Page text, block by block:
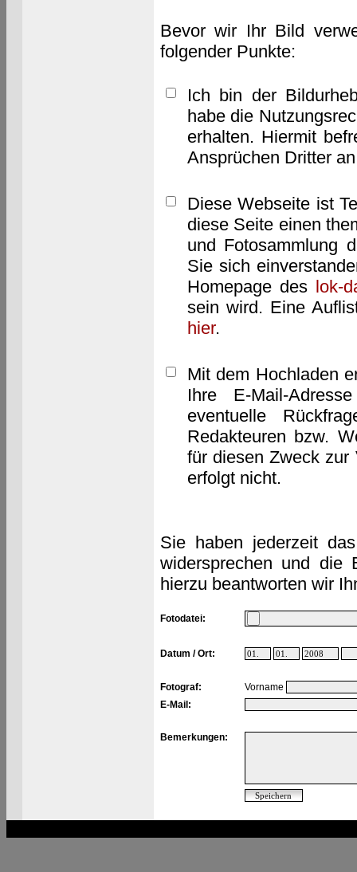
Bevor wir Ihr Bild
folgender Punkte:
Ich bin der
habe die
erhalten. Hiermit
Ansprüchen Dritter
Diese Webseite ist
diese Seite einen
und Fotosammlung
Sie sich
Homepage des lok-
sein wird. Eine
hier.
Mit dem Hochladen
Ihre E-Mail-
eventuelle
Redakteuren bzw.
für diesen Zweck zur
erfolgt nicht.
Sie haben jederzeit
widersprechen und die
hierzu beantworten wir
Fotodatei:
Datum / Ort:
Fotograf:
Vorname
E-Mail:
Bemerkungen: